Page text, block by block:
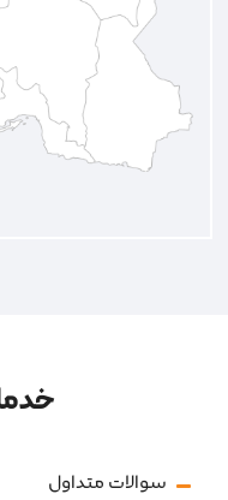
سوالات متداول